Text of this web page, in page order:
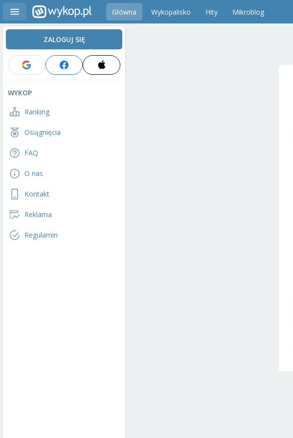
Główna Wykopalisko Hity Mikroblog
ZALOGUJ SIĘ
WYKOP
Ranking
Osiągnięcia
FAQ
O nas
Kontakt
Reklama
Regulamin